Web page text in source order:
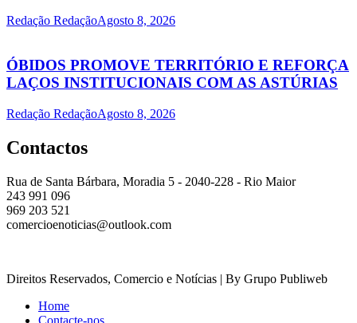
Redação RedaçãoAgosto 8, 2026
ÓBIDOS PROMOVE TERRITÓRIO E REFORÇA
LAÇOS INSTITUCIONAIS COM AS ASTÚRIAS
Redação RedaçãoAgosto 8, 2026
Contactos
Rua de Santa Bárbara, Moradia 5 - 2040-228 - Rio Maior
243 991 096
969 203 521
comercioenoticias@outlook.com
Direitos Reservados, Comercio e Notícias | By Grupo Publiweb
Home
Contacte-nos